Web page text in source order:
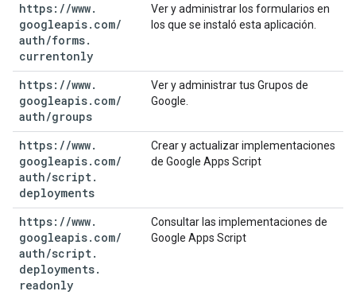
https: //www.
googleapis. com/
auth/forms.
currentonly
Ver y administrar los formularios en
los que se instaló esta aplicación.
https: //www.
googleapis. com/
auth/groups
Ver y administrar tus Grupos de
Google.
https: //www.
googleapis. com/
auth/script.
deployments
Crear y actualizar implementaciones
de Google Apps Script
https: //www.
googleapis. com/
auth/script.
deployments.
readonly
Consultar las implementaciones de
Google Apps Script